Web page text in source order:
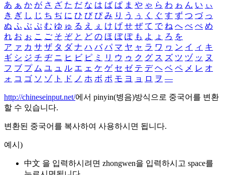
あ ぁ か が さ ざ た だ な は ば ぱ ま や ゃ ら わ ゎ ん い ぃ
き ぎ し じ ち ぢ に ひ び ぴ み り う ぅ く ぐ す ず つ づ っ
ぬ ふ ぶ ぷ む ゆ ゅ る え ぇ け げ せ ぜ て で ね へ べ ぺ め
れ お ぉ こ ご そ ぞ と ど の ほ ぼ ぽ も よ ょ ろ を
ア ァ カ サ ザ タ ダ ナ ハ バ パ マ ヤ ャ ラ ワ ヮ ン イ ィ キ
ギ シ ジ チ ヂ ニ ヒ ビ ピ ミ リ ウ ゥ ク グ ス ズ ツ ヅ ッ ヌ
フ ブ プ ム ユ ュ ル エ ェ ケ ゲ セ ゼ テ デ ヘ ベ ペ メ レ オ
ォ コ ゴ ソ ゾ ト ド ノ ホ ボ ポ モ ヨ ョ ロ ヲ ―
http://chineseinput.net/에서 pinyin(병음)방식으로 중국어를 변환
할 수 있습니다.
변환된 중국어를 복사하여 사용하시면 됩니다.
예시)
中文 을 입력하시려면 zhongwen을 입력하시고 space를